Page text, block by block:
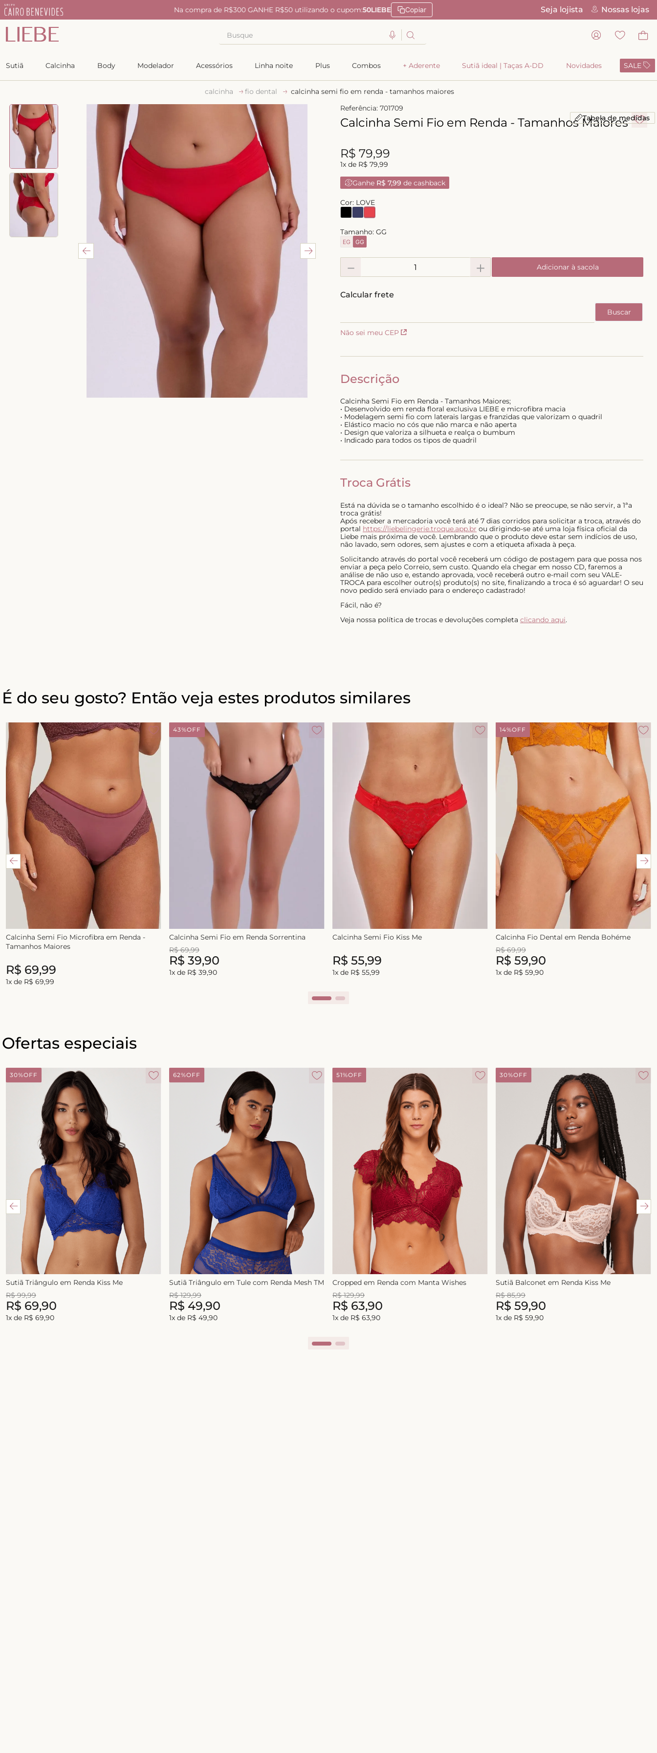
o cupom:50LIEBE Pix Parcelado em 4x sem juros Seja lojista Nossas lojas
Sutiã Calcinha Body Modelador Acessórios Linha noite Plus Combos + Aderente Sutiã ideal | Taças A-DD Novidades SALE
calcinha fio dental
calcinha semi fio em renda - tamanhos maiores
Referência: 701709
Calcinha Semi Fio em Renda - Tamanhos Maiores
R$ 79,99
1x de R$ 79,99
Ganhe R$ 7,99 de cashback
Tabela de medidas
Cor: LOVE
Tamanho: GG
EG GG
＋
－ Adicionar à sacola
Não sei meu CEP
Descrição
Calcinha Semi Fio em Renda - Tamanhos Maiores;
• Desenvolvido em renda floral exclusiva LIEBE e microfibra macia
• Modelagem semi fio com laterais largas e franzidas que valorizam o quadril
• Elástico macio no cós que não marca e não aperta
• Design que valoriza a silhueta e realça o bumbum
• Indicado para todos os tipos de quadril
Troca Grátis
Está na dúvida se o tamanho escolhido é o ideal? Não se preocupe, se não servir, a 1ªa
troca grátis!
Após receber a mercadoria você terá até 7 dias corridos para solicitar a troca, através do
portal https://liebelingerie.troque.app.br ou dirigindo-se até uma loja física oficial da
Liebe mais próxima de você. Lembrando que o produto deve estar sem indícios de uso,
não lavado, sem odores, sem ajustes e com a etiqueta afixada à peça.
Solicitando através do portal você receberá um código de postagem para que possa nos
enviar a peça pelo Correio, sem custo. Quando ela chegar em nosso CD, faremos a
análise de não uso e, estando aprovada, você receberá outro e-mail com seu VALE-
TROCA para escolher outro(s) produto(s) no site, finalizando a troca é só aguardar! O seu
novo pedido será enviado para o endereço cadastrado!
Fácil, não é?
Veja nossa política de trocas e devoluções completa clicando aqui.
É do seu gosto? Então veja estes produtos similares
Calcinha Semi Fio Microfibra em Renda -
Tamanhos Maiores
R$ 69,99
1x de R$ 69,99
43%OFF
Calcinha Semi Fio em Renda Sorrentina
R$ 69,99
R$ 39,90
1x de R$ 39,90
Calcinha Semi Fio Kiss Me
R$ 55,99
1x de R$ 55,99
14%OFF
Calcinha Fio Dental em Renda Bohéme
R$ 69,99
R$ 59,90
1x de R$ 59,90
Ofertas especiais
30%OFF
Sutiã Triângulo em Renda Kiss Me
R$ 99,99
R$ 69,90
1x de R$ 69,90
62%OFF
Sutiã Triângulo em Tule com Renda Mesh TM
R$ 129,99
R$ 49,90
1x de R$ 49,90
51%OFF
Cropped em Renda com Manta Wishes
R$ 129,99
R$ 63,90
1x de R$ 63,90
30%OFF
Sutiã Balconet em Renda Kiss Me
R$ 85,99
R$ 59,90
1x de R$ 59,90
TERMOS MAIS BUSCADOS
2º
camisola
3º
calcinha renda
5º
anatomic
calcinha alta
7º
triangulo
short doll
biquini
calcinha